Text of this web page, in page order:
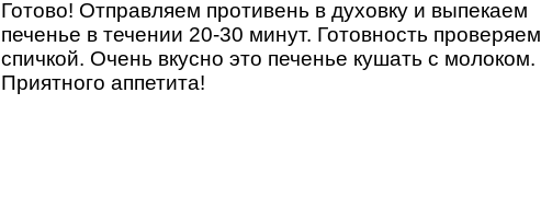
Готово! Отправляем противень в духовку и выпекаем
печенье в течении 20-30 минут. Готовность проверяем
спичкой. Очень вкусно это печенье кушать с молоком.
Приятного аппетита!